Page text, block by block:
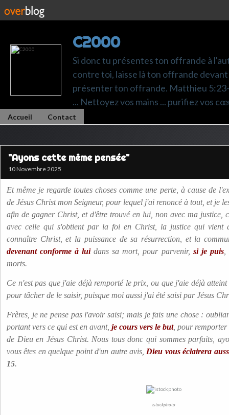
C2000
Si donc tu présentes ton offrande à
contre toi, laisse là ton offrande
présenter ton offrande. Matthieu 5:23-
... Nettoyez vos mains ... purifiez vos
Accueil Contact
"Ayons cette même pensée"
10 Novembre 2025
Et même je regarde toutes choses comme une perte, à cause de
de Jésus Christ mon Seigneur, pour lequel j'ai renoncé à tout, et je
afin de gagner Christ, et d'être trouvé en lui, non avec ma justice,
avec celle qui s'obtient par la foi en Christ, la justice qui
connaître Christ, et la puissance de sa résurrection, et la
devenant conforme à luidans sa mort, pour parvenir, si je puis,
morts.
Ce n'est pas que j'aie déjà remporté le prix, ou que j'aie déjà
pour tâcher de le saisir, puisque moi aussi j'ai été saisi par Jésus
Frères, je ne pense pas l'avoir saisi; mais je fais une chose :
portant vers ce qui est en avant, je cours vers le but, pour remporter
de Dieu en Jésus Christ. Nous tous donc qui sommes parfaits,
vous êtes en quelque point d'un autre avis, Dieu vous éclairera
15.
istockphoto